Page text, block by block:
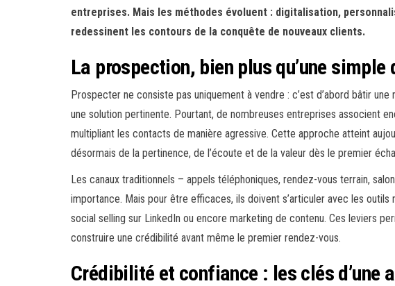
entreprises. Mais les méthodes évoluent : digitalisation,
redessinent les contours de la conquête de nouveaux clients.
La prospection, bien plus qu’une
Prospecter ne consiste pas uniquement à vendre : c’est d’abord bâtir
une solution pertinente. Pourtant, de nombreuses entreprises associent
multipliant les contacts de manière agressive. Cette approche atteint
désormais de la pertinence, de l’écoute et de la valeur dès le premier
Les canaux traditionnels – appels téléphoniques, rendez-vous terrain,
importance. Mais pour être efficaces, ils doivent s’articuler avec les outils
social selling sur LinkedIn ou encore marketing de contenu. Ces leviers
construire une crédibilité avant même le premier rendez-vous.
Crédibilité et confiance : les clés d’une